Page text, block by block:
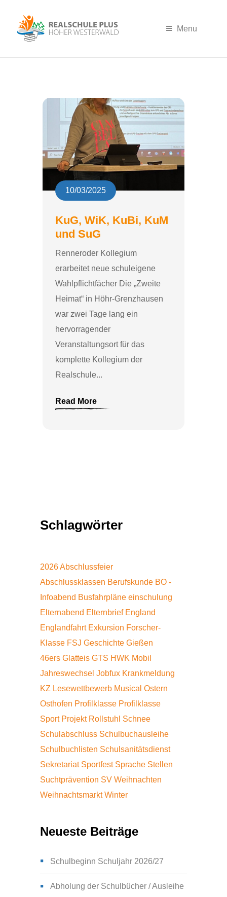
Menu
Schlagwörter
2026Abschlussfeier
Abschlussklassen Berufskunde BO -
Infoabend Busfahrpläne einschulung
Elternabend Elternbrief England
Englandfahrt Exkursion Forscher-
Klasse FSJ Geschichte Gießen
46ers Glatteis GTS HWK Mobil
Jahreswechsel Jobfux Krankmeldung
KZ Lesewettbewerb Musical Ostern
Osthofen Profilklasse Profilklasse
Sport Projekt Rollstuhl Schnee
Schulabschluss Schulbuchausleihe
Schulbuchlisten Schulsanitätsdienst
Sekretariat Sportfest Sprache Stellen
Suchtprävention SV Weihnachten
Weihnachtsmarkt Winter
Neueste Beiträge
Schulbeginn Schuljahr 2026/27
Abholung der Schulbücher / Ausleihe
10/03/2025
KuG, WiK, KuBi, KuM
und SuG
Renneroder Kollegium
erarbeitet neue schuleigene
Wahlpflichtfächer Die „Zweite
Heimat“ in Höhr-Grenzhausen
war zwei Tage lang ein
hervorragender
Veranstaltungsort für das
komplette Kollegium der
Realschule...
Read More